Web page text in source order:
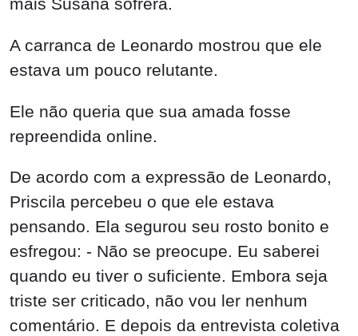
A carranca de Leonardo mostrou que ele
estava um pouco relutante.
Ele não queria que sua amada fosse
repreendida online.
De acordo com a expressão de Leonardo,
Priscila percebeu o que ele estava
pensando. Ela segurou seu rosto bonito e
esfregou: - Não se preocupe. Eu saberei
quando eu tiver o suficiente. Embora seja
triste ser criticado, não vou ler nenhum
comentário. E depois da entrevista coletiva